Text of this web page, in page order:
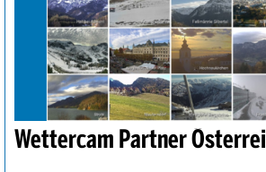
Wettercam Partner